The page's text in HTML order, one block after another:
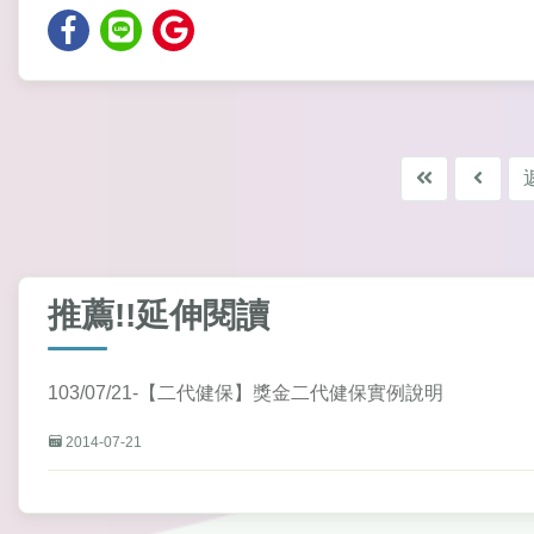
推薦!!延伸閱讀
103/07/21-【二代健保】獎金二代健保實例說明
2014-07-21